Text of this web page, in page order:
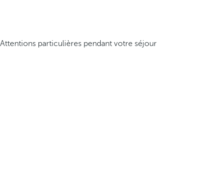
Attentions particulières pendant votre séjour